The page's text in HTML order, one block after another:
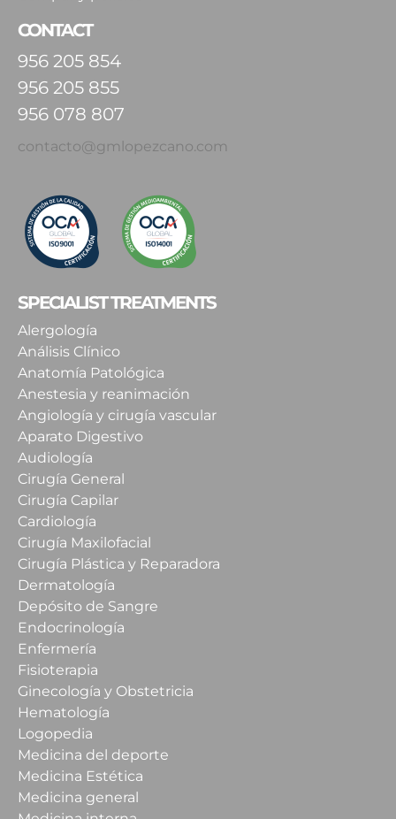
CONTACT
956 205 854
956 205 855
956 078 807
contacto@gmlopezcano.com
SPECIALIST TREATMENTS
Alergología
Análisis Clínico
Anatomía Patológica
Anestesia y reanimación
Angiología y cirugía vascular
Aparato Digestivo
Audiología
Cirugía General
Cirugía Capilar
Cardiología
Cirugía Maxilofacial
Cirugía Plástica y Reparadora
Dermatología
Depósito de Sangre
Endocrinología
Enfermería
Fisioterapia
Ginecología y Obstetricia
Hematología
Logopedia
Medicina del deporte
Medicina Estética
Medicina general